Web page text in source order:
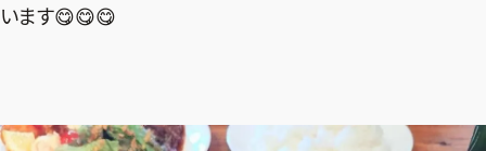
います😋😋😋